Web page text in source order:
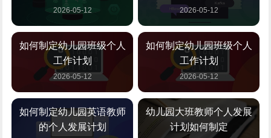
2026-05-12 2026-05-12
如何制定幼儿园班级个人
工作计划
2026-05-12
如何制定幼儿园班级个人
工作计划
2026-05-12
如何制定幼儿园英语教师
的个人发展计划
幼儿园大班教师个人发展
计划如何制定